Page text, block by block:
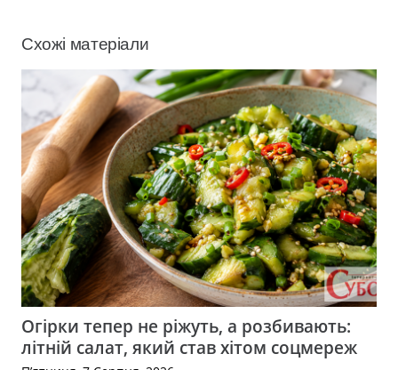
Схожі матеріали
Огірки тепер не ріжуть, а розбивають:
літній салат, який став хітом соцмереж